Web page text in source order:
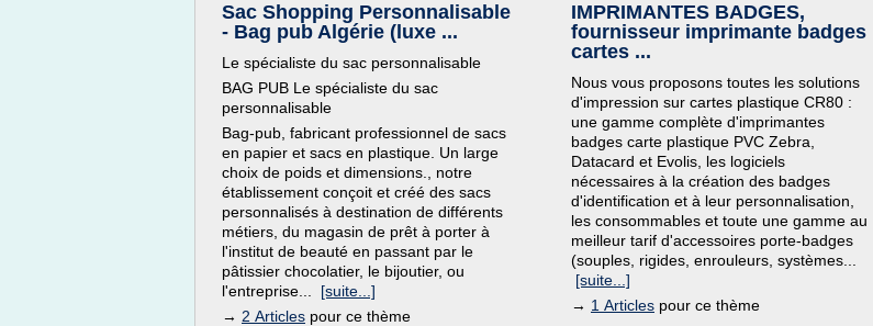
Sac Shopping Personnalisable
- Bag pub Algérie (luxe ...
Le spécialiste du sac personnalisable
BAG PUB Le spécialiste du sac
personnalisable
Bag-pub, fabricant professionnel de sacs
en papier et sacs en plastique. Un large
choix de poids et dimensions., notre
établissement conçoit et créé des sacs
personnalisés à destination de différents
métiers, du magasin de prêt à porter à
l'institut de beauté en passant par le
pâtissier chocolatier, le bijoutier, ou
l'entreprise... [suite...]
→ 2 Articles pour ce thème
IMPRIMANTES BADGES,
fournisseur imprimante badges
cartes ...
Nous vous proposons toutes les solutions
d'impression sur cartes plastique CR80 :
une gamme complète d'imprimantes
badges carte plastique PVC Zebra,
Datacard et Evolis, les logiciels
nécessaires à la création des badges
d'identification et à leur personnalisation,
les consommables et toute une gamme au
meilleur tarif d'accessoires porte-badges
(souples, rigides, enrouleurs, systèmes...
[suite...]
→ 1 Articles pour ce thème